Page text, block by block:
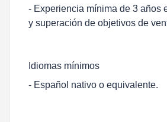
- Experiencia mínima de 3 años
y superación de objetivos de
Idiomas mínimos
- Español nativo o equivalente.